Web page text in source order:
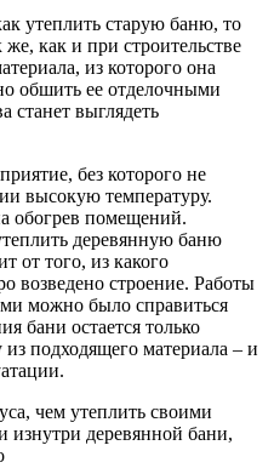
утеплить старую баню, то
как и при строительстве
из которого она
обшить ее отделочными
станет выглядеть
без которого не
высокую температуру.
обогрев помещений.
деревянную баню
от того, из какого
возведено строение. Работы
можно было справиться
бани остается только
подходящего материала – и
чем утеплить своими
деревянной бани,